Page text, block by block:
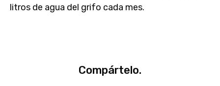
litros de agua del grifo cada mes.
Compártelo.